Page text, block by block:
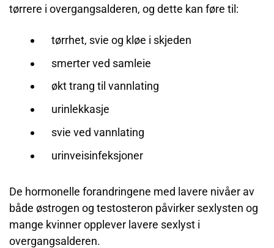
tørrere i overgangsalderen, og dette kan føre til:
tørrhet, svie og kløe i skjeden
smerter ved samleie
økt trang til vannlating
urinlekkasje
svie ved vannlating
urinveisinfeksjoner
De hormonelle forandringene med lavere nivåer av
både østrogen og testosteron påvirker sexlysten og
mange kvinner opplever lavere sexlyst i
overgangsalderen.